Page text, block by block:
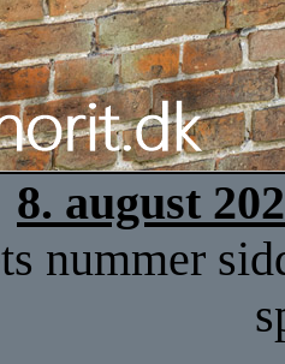
8. august
nummer